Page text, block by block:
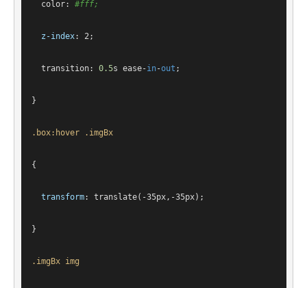
color: #fff;
z-index: 2;
transition: 0.5s ease-in-out ;
}
.box:hover .imgBx
{
transform: translate(-35px,-35px);
}
.imgBx img